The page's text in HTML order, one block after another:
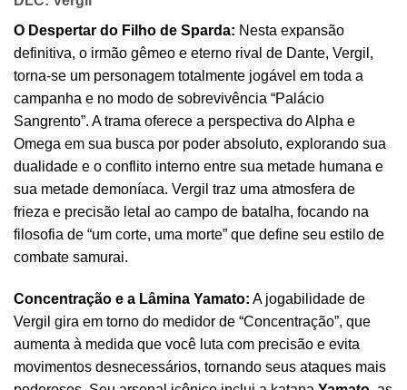
O Despertar do Filho de Sparda: Nesta expansão
definitiva, o irmão gêmeo e eterno rival de Dante, Vergil,
torna-se um personagem totalmente jogável em toda a
campanha e no modo de sobrevivência “Palácio
Sangrento”. A trama oferece a perspectiva do Alpha e
Omega em sua busca por poder absoluto, explorando sua
dualidade e o conflito interno entre sua metade humana e
sua metade demoníaca. Vergil traz uma atmosfera de
frieza e precisão letal ao campo de batalha, focando na
filosofia de “um corte, uma morte” que define seu estilo de
combate samurai.
Concentração e a Lâmina Yamato: A jogabilidade de
Vergil gira em torno do medidor de “Concentração”, que
aumenta à medida que você luta com precisão e evita
movimentos desnecessários, tornando seus ataques mais